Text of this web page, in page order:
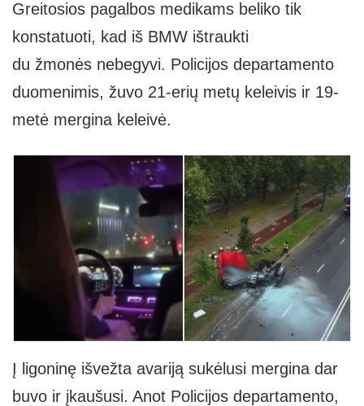
Greitosios pagalbos medikams beliko tik
konstatuoti, kad iš BMW ištraukti
du žmonės nebegyvi. Policijos departamento
duomenimis, žuvo 21-erių metų keleivis ir 19-
metė mergina keleivė.
Į ligoninę išvežta avariją sukėlusi mergina dar
buvo ir įkaušusi. Anot Policijos departamento,